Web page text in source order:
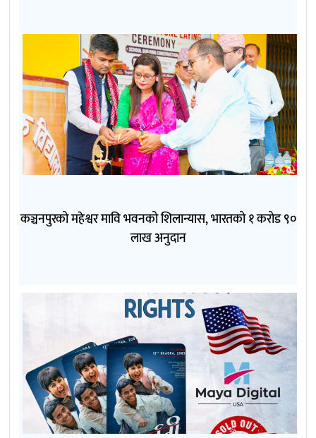
कञ्चनपुरको महेश्वर मावि भवनको शिलान्यास, भारतको १ करोड ९०
लाख अनुदान